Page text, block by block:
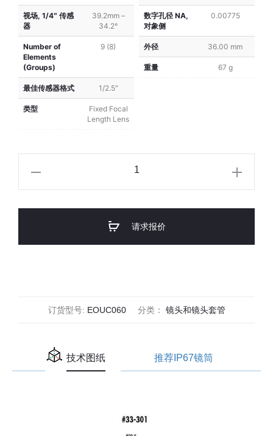
视场, 1/4″ 传感
器
39.2mm –
34.2°
Number of
Elements
(Groups)
9 (8)
最佳传感器格式 1/2.5″
类型
Fixed Focal
Length Lens
数字孔径 NA,
对象侧
0.00775
外径 36.00 mm
重量 67 g
请求报价
订货型号: EOUC060 分类： 镜头和镜头套管
技术图纸 推荐IP67镜筒